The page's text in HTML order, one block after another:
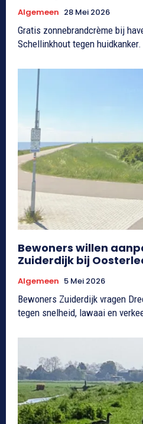
Algemeen 28 Mei 2026
Gratis zonnebrandcrème bij
Schellinkhout tegen huidkanker.
Bewoners willen
Zuiderdijk bij
Algemeen 5 Mei 2026
Bewoners Zuiderdijk vragen
tegen snelheid, lawaai en